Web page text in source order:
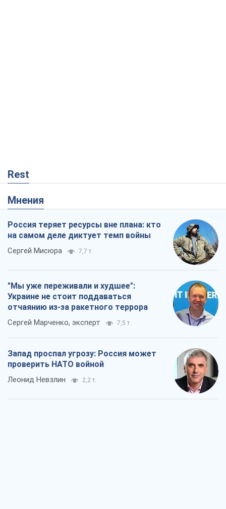
Rest
Мнения
Россия теряет ресурсы вне плана: кто
на самом деле диктует темп войны
Сергей Мисюра 7,7 т.
"Мы уже переживали и худшее":
Украине не стоит поддаваться
отчаянию из-за ракетного террора
Сергей Марченко, эксперт 7,5 т.
Запад проспал угрозу: Россия может
проверить НАТО войной
Леонид Невзлин 2,2 т.